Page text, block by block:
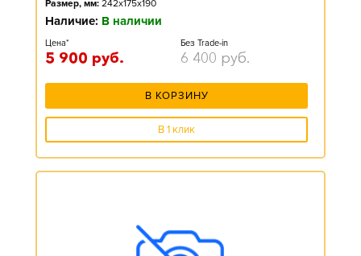
Размер, мм: 242x175x190
Наличие: В наличии
Цена*
5 900 руб.
Без Trade-in
6 400 руб.
В КОРЗИНУ
В 1 клик